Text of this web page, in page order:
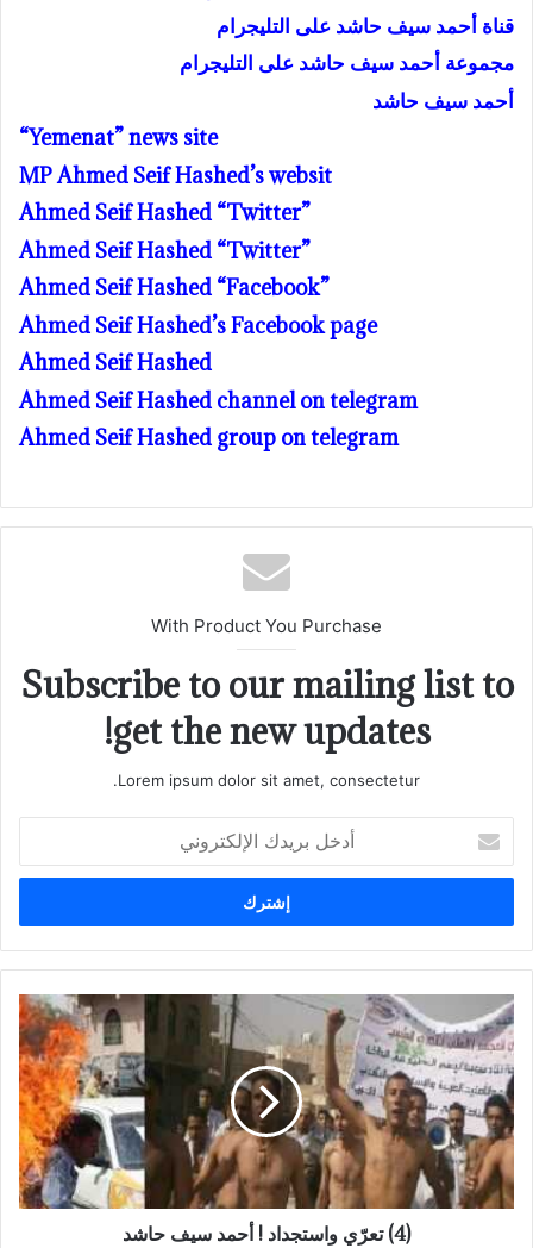
قناة أحمد سيف حاشد على التليجرام
مجموعة أحمد سيف حاشد على التليجرام
أحمد سيف حاشد
“Yemenat” news site
MP Ahmed Seif Hashed’s websit
Ahmed Seif Hashed “Twitter”
Ahmed Seif Hashed “Twitter”
Ahmed Seif Hashed “Facebook”
Ahmed Seif Hashed’s Facebook page
Ahmed Seif Hashed
Ahmed Seif Hashed channel on telegram
Ahmed Seif Hashed group on telegram
With Product You Purchase
Subscribe to our mailing list to
get the new updates!
Lorem ipsum dolor sit amet, consectetur.
بريدك
الإلكتروني
(4)
تعرّي
واستجداد !
أحمد
سيف
حاشد
(4) تعرّي واستجداد ! أحمد سيف حاشد